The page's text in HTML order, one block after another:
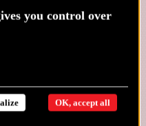
you control over
OK, accept all